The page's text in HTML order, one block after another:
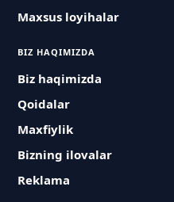
Maxsus loyihalar
BIZ HAQIMIZDA
Biz haqimizda
Qoidalar
Maxfiylik
Bizning ilovalar
Reklama